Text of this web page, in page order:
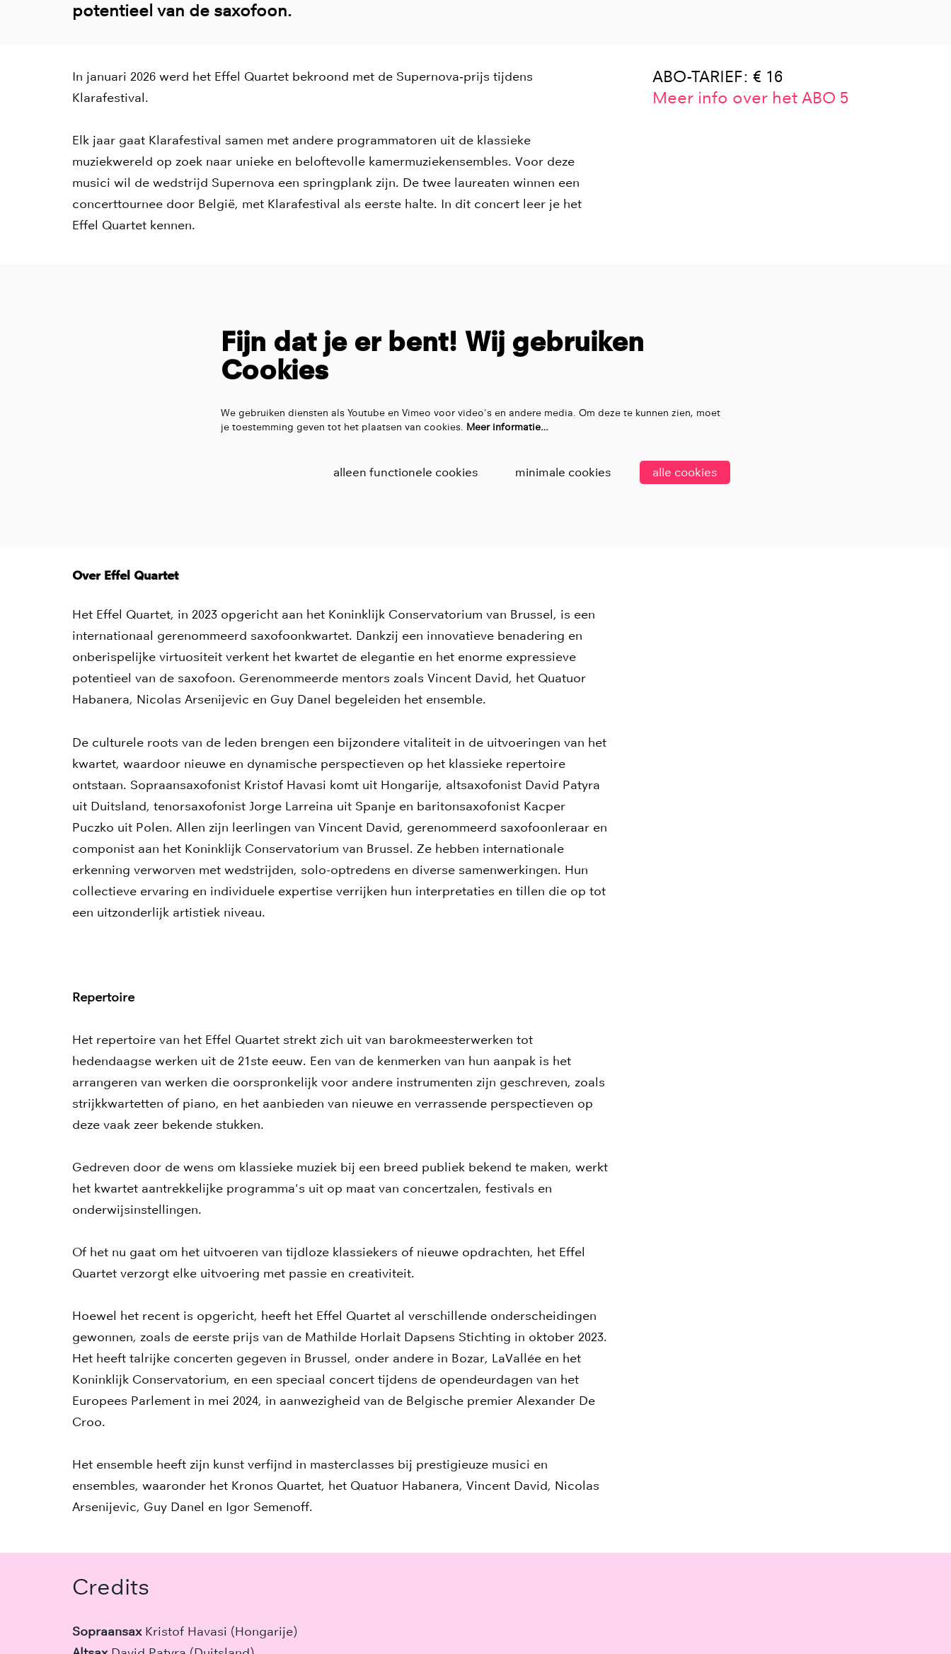
potentieel van de saxofoon.
In januari 2026 werd het Effel Quartet bekroond met de Supernova‑prijs tijdens
Klarafestival.
Elk jaar gaat Klarafestival samen met andere programmatoren uit de klassieke
muziekwereld op zoek naar unieke en beloftevolle kamermuziekensembles. Voor deze
musici wil de wedstrijd Supernova een springplank zijn. De twee laureaten winnen een
concerttournee door België, met Klarafestival als eerste halte. In dit concert leer je het
Effel Quartet kennen.
ABO-TARIEF: € 16
Meer info over het ABO 5
Fijn dat je er bent! Wij gebruiken
Cookies
We gebruiken diensten als Youtube en Vimeo voor video's en andere media. Om deze te kunnen zien, moet
je toestemming geven tot het plaatsen van cookies. Meer informatie…
alleen functionele cookies minimale cookies alle cookies
Over Effel Quartet
Het Effel Quartet, in 2023 opgericht aan het Koninklijk Conservatorium van Brussel, is een
internationaal gerenommeerd saxofoonkwartet. Dankzij een innovatieve benadering en
onberispelijke virtuositeit verkent het kwartet de elegantie en het enorme expressieve
potentieel van de saxofoon. Gerenommeerde mentors zoals Vincent David, het Quatuor
Habanera, Nicolas Arsenijevic en Guy Danel begeleiden het ensemble.
De culturele roots van de leden brengen een bijzondere vitaliteit in de uitvoeringen van het
kwartet, waardoor nieuwe en dynamische perspectieven op het klassieke repertoire
ontstaan. Sopraansaxofonist Kristof Havasi komt uit Hongarije, altsaxofonist David Patyra
uit Duitsland, tenorsaxofonist Jorge Larreina uit Spanje en baritonsaxofonist Kacper
Puczko uit Polen. Allen zijn leerlingen van Vincent David, gerenommeerd saxofoonleraar en
componist aan het Koninklijk Conservatorium van Brussel. Ze hebben internationale
erkenning verworven met wedstrijden, solo-optredens en diverse samenwerkingen. Hun
collectieve ervaring en individuele expertise verrijken hun interpretaties en tillen die op tot
een uitzonderlijk artistiek niveau.
Repertoire
Het repertoire van het Effel Quartet strekt zich uit van barokmeesterwerken tot
hedendaagse werken uit de 21ste eeuw. Een van de kenmerken van hun aanpak is het
arrangeren van werken die oorspronkelijk voor andere instrumenten zijn geschreven, zoals
strijkkwartetten of piano, en het aanbieden van nieuwe en verrassende perspectieven op
deze vaak zeer bekende stukken.
Gedreven door de wens om klassieke muziek bij een breed publiek bekend te maken, werkt
het kwartet aantrekkelijke programma's uit op maat van concertzalen, festivals en
onderwijsinstellingen.
Of het nu gaat om het uitvoeren van tijdloze klassiekers of nieuwe opdrachten, het Effel
Quartet verzorgt elke uitvoering met passie en creativiteit.
Hoewel het recent is opgericht, heeft het Effel Quartet al verschillende onderscheidingen
gewonnen, zoals de eerste prijs van de Mathilde Horlait Dapsens Stichting in oktober 2023.
Het heeft talrijke concerten gegeven in Brussel, onder andere in Bozar, LaVallée en het
Koninklijk Conservatorium, en een speciaal concert tijdens de opendeurdagen van het
Europees Parlement in mei 2024, in aanwezigheid van de Belgische premier Alexander De
Croo.
Het ensemble heeft zijn kunst verfijnd in masterclasses bij prestigieuze musici en
ensembles, waaronder het Kronos Quartet, het Quatuor Habanera, Vincent David, Nicolas
Arsenijevic, Guy Danel en Igor Semenoff.
Credits
SopraansaxKristof Havasi (Hongarije)